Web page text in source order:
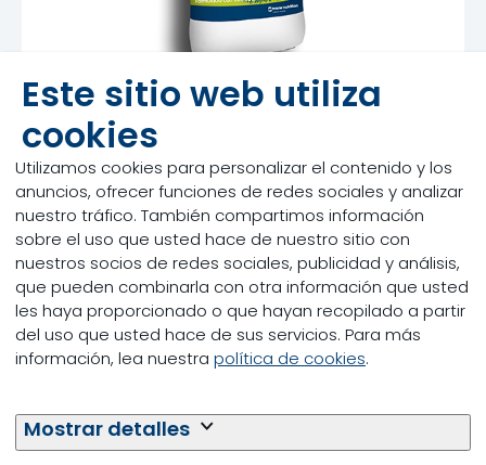
Este sitio web utiliza
cookies
Utilizamos cookies para personalizar el contenido y los
anuncios, ofrecer funciones de redes sociales y analizar
nuestro tráfico. También compartimos información
sobre el uso que usted hace de nuestro sitio con
nuestros socios de redes sociales, publicidad y análisis,
que pueden combinarla con otra información que usted
les haya proporcionado o que hayan recopilado a partir
del uso que usted hace de sus servicios. Para más
información, lea nuestra política de cookies.
Mostrar detalles
Especificaciones
Presentación: Sacos de polipropileno con un
contenido neto de 20 kg.
Mantenerse en lugar seco y protegido de la luz
solar.